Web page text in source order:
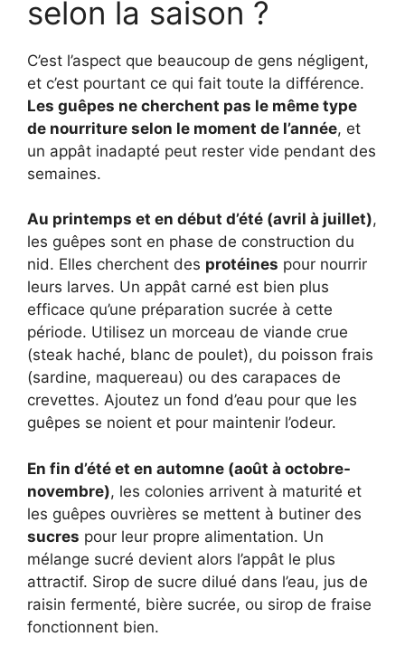
selon la saison ?
C’est l’aspect que beaucoup de gens négligent,
et c’est pourtant ce qui fait toute la différence.
Les guêpes ne cherchent pas le même type
de nourriture selon le moment de l’année, et
un appât inadapté peut rester vide pendant des
semaines.
Au printemps et en début d’été (avril à juillet),
les guêpes sont en phase de construction du
nid. Elles cherchent des protéines pour nourrir
leurs larves. Un appât carné est bien plus
efficace qu’une préparation sucrée à cette
période. Utilisez un morceau de viande crue
(steak haché, blanc de poulet), du poisson frais
(sardine, maquereau) ou des carapaces de
crevettes. Ajoutez un fond d’eau pour que les
guêpes se noient et pour maintenir l’odeur.
En fin d’été et en automne (août à octobre-
novembre), les colonies arrivent à maturité et
les guêpes ouvrières se mettent à butiner des
sucres pour leur propre alimentation. Un
mélange sucré devient alors l’appât le plus
attractif. Sirop de sucre dilué dans l’eau, jus de
raisin fermenté, bière sucrée, ou sirop de fraise
fonctionnent bien.